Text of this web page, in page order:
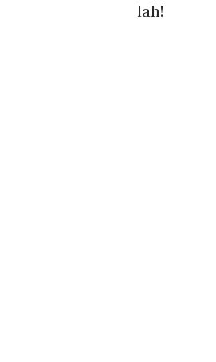
lah!